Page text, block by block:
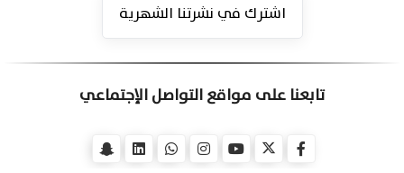
اشترك في نشرتنا الشهرية
تابعنا على مواقع التواصل الإجتماعي